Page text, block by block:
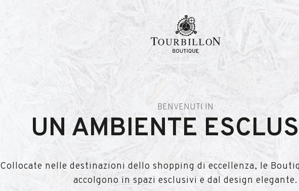
BENVENUTI IN
UN AMBIENTE
Collocate nelle destinazioni dello shopping di eccellenza, le
accolgono in spazi esclusivi e dal design elegante.